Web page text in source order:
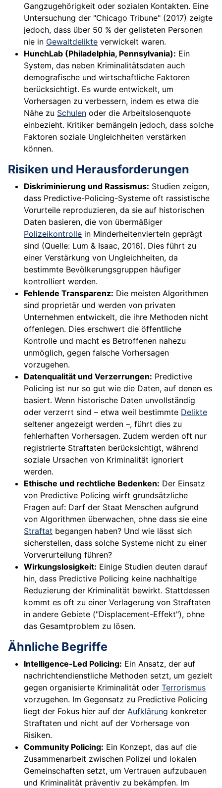
Gangzugehörigkeit oder sozialen Kontakten. Eine
Untersuchung der "Chicago Tribune" (2017) zeigte
jedoch, dass über 50 % der gelisteten Personen
nie in Gewaltdelikte verwickelt waren.
HunchLab (Philadelphia, Pennsylvania): Ein
System, das neben Kriminalitätsdaten auch
demografische und wirtschaftliche Faktoren
berücksichtigt. Es wurde entwickelt, um
Vorhersagen zu verbessern, indem es etwa die
Nähe zu Schulen oder die Arbeitslosenquote
einbezieht. Kritiker bemängeln jedoch, dass solche
Faktoren soziale Ungleichheiten verstärken
können.
Risiken und Herausforderungen
Diskriminierung und Rassismus: Studien zeigen,
dass Predictive-Policing-Systeme oft rassistische
Vorurteile reproduzieren, da sie auf historischen
Daten basieren, die von übermäßiger
Polizeikontrolle in Minderheitenvierteln geprägt
sind (Quelle: Lum & Isaac, 2016). Dies führt zu
einer Verstärkung von Ungleichheiten, da
bestimmte Bevölkerungsgruppen häufiger
kontrolliert werden.
Fehlende Transparenz: Die meisten Algorithmen
sind proprietär und werden von privaten
Unternehmen entwickelt, die ihre Methoden nicht
offenlegen. Dies erschwert die öffentliche
Kontrolle und macht es Betroffenen nahezu
unmöglich, gegen falsche Vorhersagen
vorzugehen.
Datenqualität und Verzerrungen: Predictive
Policing ist nur so gut wie die Daten, auf denen es
basiert. Wenn historische Daten unvollständig
oder verzerrt sind – etwa weil bestimmte Delikte
seltener angezeigt werden –, führt dies zu
fehlerhaften Vorhersagen. Zudem werden oft nur
registrierte Straftaten berücksichtigt, während
soziale Ursachen von Kriminalität ignoriert
werden.
Ethische und rechtliche Bedenken: Der Einsatz
von Predictive Policing wirft grundsätzliche
Fragen auf: Darf der Staat Menschen aufgrund
von Algorithmen überwachen, ohne dass sie eine
Straftat begangen haben? Und wie lässt sich
sicherstellen, dass solche Systeme nicht zu einer
Vorverurteilung führen?
Wirkungslosigkeit: Einige Studien deuten darauf
hin, dass Predictive Policing keine nachhaltige
Reduzierung der Kriminalität bewirkt. Stattdessen
kommt es oft zu einer Verlagerung von Straftaten
in andere Gebiete ("Displacement-Effekt"), ohne
das Gesamtproblem zu lösen.
Ähnliche Begriffe
Intelligence-Led Policing: Ein Ansatz, der auf
nachrichtendienstliche Methoden setzt, um gezielt
gegen organisierte Kriminalität oder Terrorismus
vorzugehen. Im Gegensatz zu Predictive Policing
liegt der Fokus hier auf der Aufklärung konkreter
Straftaten und nicht auf der Vorhersage von
Risiken.
Community Policing: Ein Konzept, das auf die
Zusammenarbeit zwischen Polizei und lokalen
Gemeinschaften setzt, um Vertrauen aufzubauen
und Kriminalität präventiv zu bekämpfen. Im